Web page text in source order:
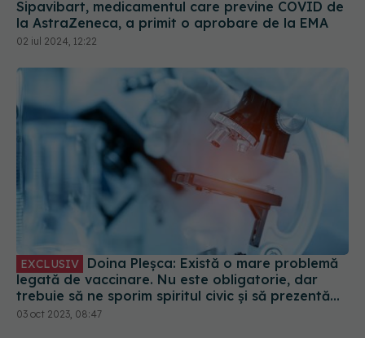
Sipavibart, medicamentul care previne COVID de
la AstraZeneca, a primit o aprobare de la EMA
02 iul 2024, 12:22
EXCLUSIV
legată de vaccinare. Nu este obligatorie, dar
trebuie să ne sporim spiritul civic și să prezentăm
corect minusurile și plusurile fiecărui vaccin
03 oct 2023, 08:47